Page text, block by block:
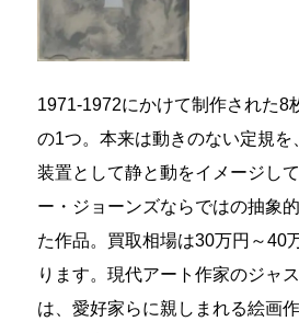
1971-1972にかけて制作された8
の1つ。本来は動きのない定規を
装置として静と動をイメージし
ー・ジョーンズならではの抽象
た作品。買取相場は30万円～40
ります。現代アート作家のジャ
は、愛好家らに親しまれる絵画